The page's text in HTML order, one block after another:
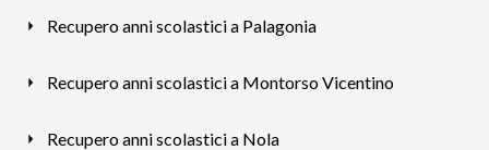
Recupero anni scolastici a Palagonia
Recupero anni scolastici a Montorso Vicentino
Recupero anni scolastici a Nola